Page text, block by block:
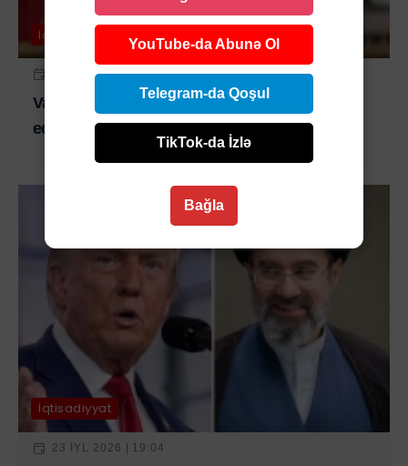
İqtisadiyyat
24 IYL 2026 | 12:00
Vaşinqtonun yeni tarifləri hansı ölkələri əhatə
edəcək?
İqtisadiyyat
23 IYL 2026 | 19:04
YouTube-da Abunə Ol
Telegram-da Qoşul
TikTok-da İzlə
Bağla